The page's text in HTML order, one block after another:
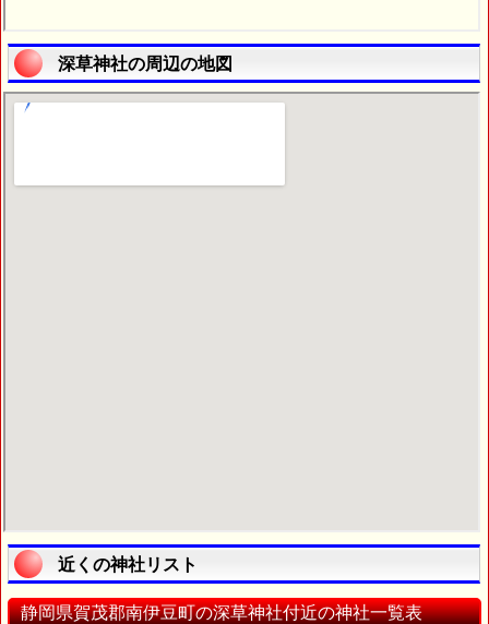
深草神社の周辺の地図
近くの神社リスト
静岡県賀茂郡南伊豆町の深草神社付近の神社一覧表